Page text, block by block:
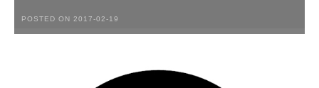
POSTED ON 2017-02-19